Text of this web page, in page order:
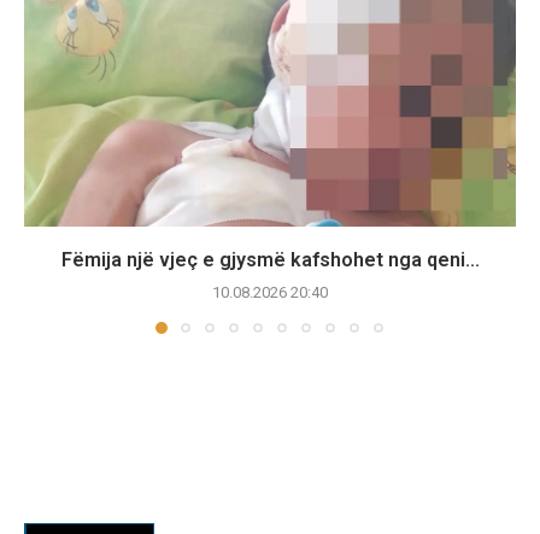
Fëmija një vjeç e gjysmë kafshohet nga qeni...
10.08.2026 20:40